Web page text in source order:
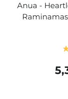
Anua -